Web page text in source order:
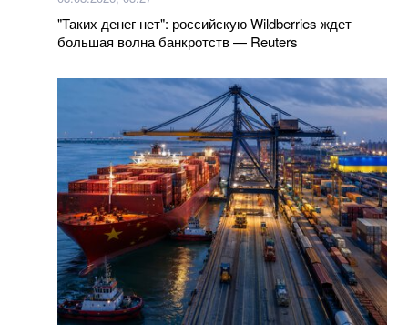
прекратить войну в Украине
"Таких денег нет": российскую Wildberries ждет
большая волна банкротств — Reuters